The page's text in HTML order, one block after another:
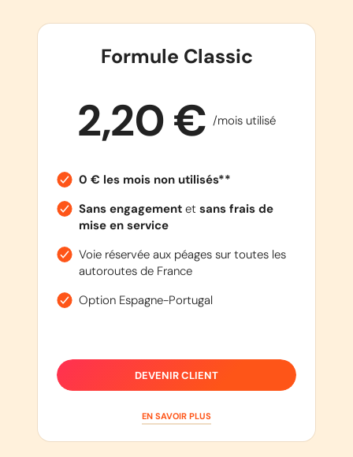
Formule Classic
2,20 € /mois utilisé
0 € les mois non utilisés**
Sans engagementet sans frais de
mise en service
Voie réservée aux péages sur toutes les
autoroutes de France
Option Espagne-Portugal
DEVENIR CLIENT
EN SAVOIR PLUS